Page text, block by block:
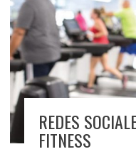
REDES
FITNESS